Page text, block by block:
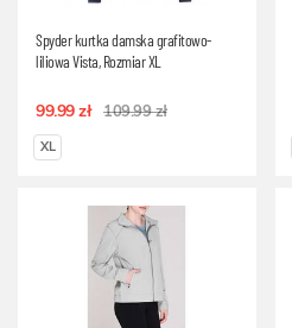
Spyder kurtka damska grafitowo-
liliowa Vista, Rozmiar XL
99.99 zł 109.99 zł
XL